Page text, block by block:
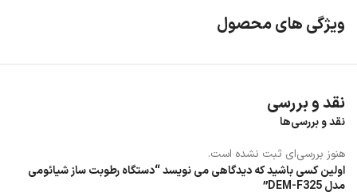
ویژگی های محصول
نقد و بررسی
نقد و بررسی‌ها
هنوز بررسی‌ای ثبت نشده است.
اولین کسی باشید که دیدگاهی می نویسد “دستگاه رطوبت ساز شیائومی
مدل DEM-F325”